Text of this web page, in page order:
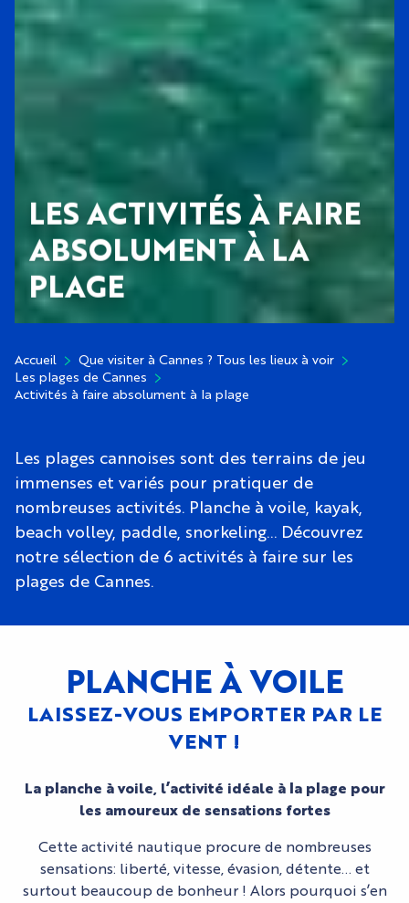
LES ACTIVITÉS À FAIRE
ABSOLUMENT À LA
PLAGE
Accueil
Que visiter à Cannes ? Tous les lieux à voir
Les plages de Cannes
Activités à faire absolument à la plage
Les plages cannoises sont des terrains de jeu
immenses et variés pour pratiquer de
nombreuses activités. Planche à voile, kayak,
beach volley, paddle, snorkeling… Découvrez
notre sélection de 6 activités à faire sur les
plages de Cannes.
PLANCHE À VOILE
LAISSEZ-VOUS EMPORTER PAR LE
VENT !
La planche à voile, l’activité idéale à la plage pour
les amoureux de sensations fortes
Cette activité nautique procure de nombreuses
sensations: liberté, vitesse, évasion, détente… et
surtout beaucoup de bonheur ! Alors pourquoi s’en